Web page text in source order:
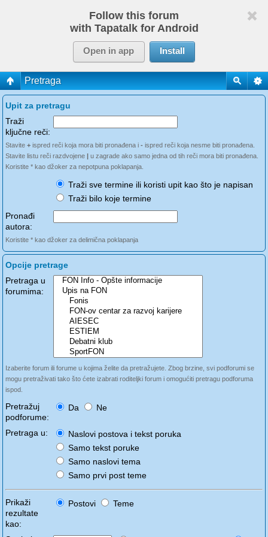
Follow this forum
with Tapatalk for Android
Open in app Install
Pretraga
Upit za pretragu
Traži
ključne reči:
Stavite + ispred reči koja mora biti pronađena i - ispred reči koja nesme biti pronađena.
Stavite listu reči razdvojene | u zagrade ako samo jedna od tih reči mora biti pronađena.
Koristite * kao džoker za nepotpuna poklapanja.
Traži sve termine ili koristi upit kao što je napisan
Traži bilo koje termine
Pronađi
autora:
Koristite * kao džoker za delimična poklapanja
Opcije pretrage
Pretraga u
forumima:
Izaberite forum ili forume u kojima želite da pretražujete. Zbog brzine, svi podforumi se
mogu pretraživati tako što ćete izabrati roditeljki forum i omogućiti pretragu podforuma
ispod.
Pretražuj
podforume:
Da Ne
Pretraga u:
Naslovi postova i tekst poruka
Samo tekst poruke
Samo naslovi tema
Samo prvi post teme
Prikaži
rezultate
kao:
Postovi Teme